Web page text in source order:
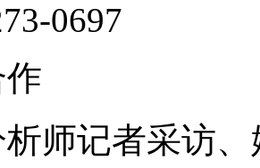
0697
师记者采访